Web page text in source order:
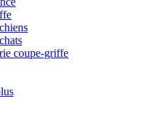
coupe-griffe